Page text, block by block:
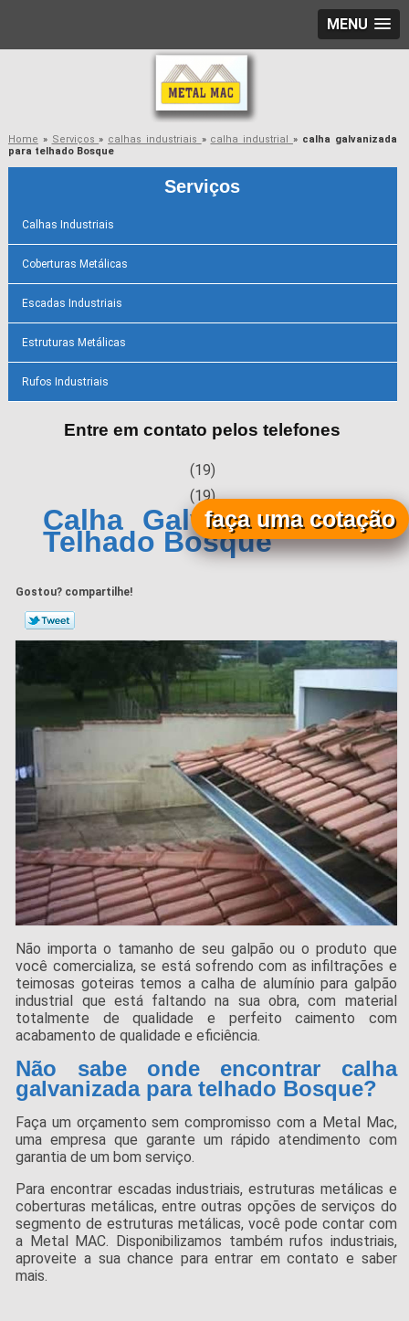
MENU
Home » Serviços» calhas industriais » calha industrial » calha galvanizada
para telhado Bosque
Serviços
Calhas Industriais
Coberturas Metálicas
Escadas Industriais
Estruturas Metálicas
Rufos Industriais
Entre em contato pelos telefones
(19)
(19)
Calha Galvanizada para
Telhado Bosque
Gostou? compartilhe!
Não importa o tamanho de seu galpão ou o produto que
você comercializa, se está sofrendo com as infiltrações e
teimosas goteiras temos a calha de alumínio para galpão
industrial que está faltando na sua obra, com material
totalmente de qualidade e perfeito caimento com
acabamento de qualidade e eficiência.
Não sabe onde encontrar calha
galvanizada para telhado Bosque?
Faça um orçamento sem compromisso com a Metal Mac,
uma empresa que garante um rápido atendimento com
garantia de um bom serviço.
Para encontrar escadas industriais, estruturas metálicas e
coberturas metálicas, entre outras opções de serviços do
segmento de estruturas metálicas, você pode contar com
a Metal MAC. Disponibilizamos também rufos industriais,
aproveite a sua chance para entrar em contato e saber
mais.
faça uma cotação